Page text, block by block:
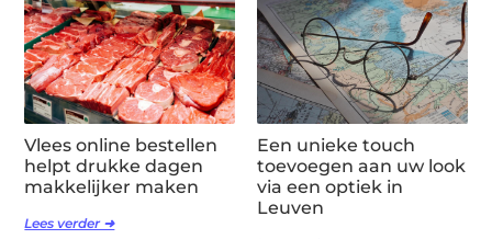
Vlees online bestellen
helpt drukke dagen
makkelijker maken
Lees verder ➜
Een unieke touch
toevoegen aan uw look
via een optiek in
Leuven